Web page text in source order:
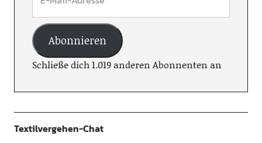
Abonnieren
Schließe dich 1.019 anderen Abonnenten an
Textilvergehen-Chat